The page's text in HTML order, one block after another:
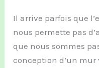
Il arrive parfois que
nous permette pas
que nous sommes
conception d’un